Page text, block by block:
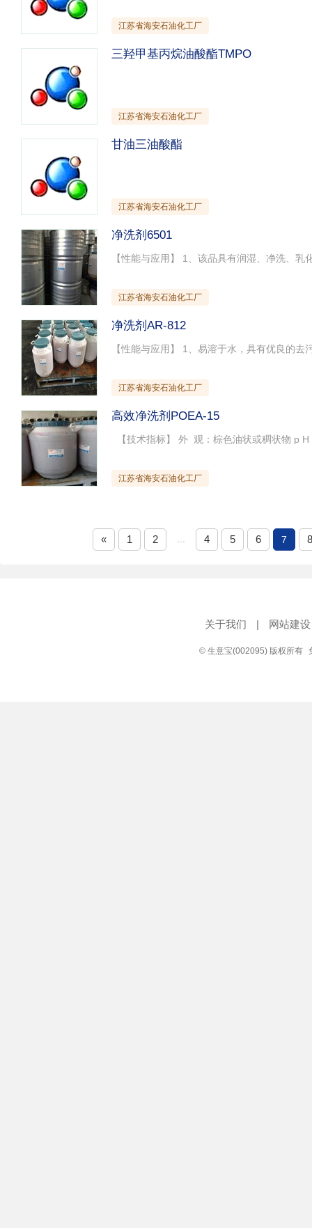
江苏省海安石油化工厂
三羟甲基丙烷油酸酯TMPO
江苏省海安石油化工厂
甘油三油酸酯
江苏省海安石油化工厂
净洗剂6501
江苏省海安石油化工厂
净洗剂AR-812
江苏省海安石油化工厂
高效净洗剂POEA-15
江苏省海安石油化工厂
« 1 2 4 5 6 7 8
关于我们 | 网站建设
© 生意宝(002095) 版权所有